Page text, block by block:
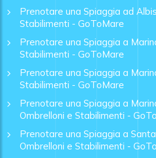
Prenotare una Spiaggia ad
Stabilimenti - GoToMare
Prenotare una Spiaggia a
Stabilimenti - GoToMare
Prenotare una Spiaggia a
Stabilimenti - GoToMare
Prenotare una Spiaggia a
Ombrelloni e Stabilimenti -
Prenotare una Spiaggia a
Ombrelloni e Stabilimenti -